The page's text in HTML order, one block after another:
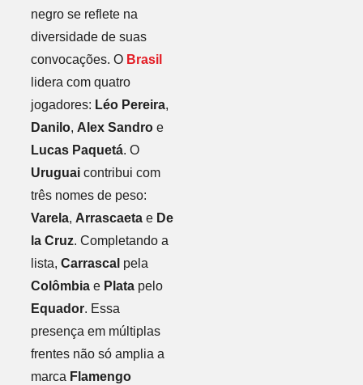
negro se reflete na
diversidade de suas
convocações. O Brasil
lidera com quatro
jogadores: Léo Pereira,
Danilo, Alex Sandroe
Lucas Paquetá. O
Uruguaicontribui com
três nomes de peso:
Varela, Arrascaetae De
la Cruz. Completando a
lista, Carrascal pela
Colômbiae Platapelo
Equador. Essa
presença em múltiplas
frentes não só amplia a
marca Flamengo